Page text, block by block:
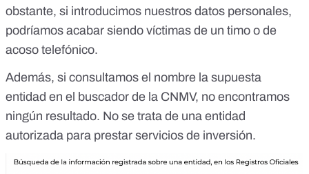
obstante, si introducimos nuestros datos personales,
podríamos acabar siendo víctimas de un timo o de
acoso telefónico.
Además, si consultamos el nombre la supuesta
entidad en el buscador de la CNMV, no encontramos
ningún resultado. No se trata de una entidad
autorizada para prestar servicios de inversión.